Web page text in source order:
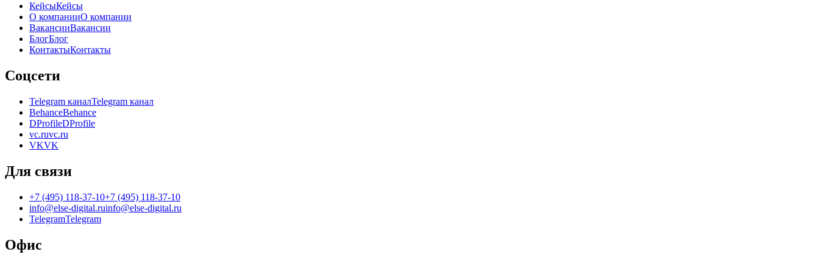
КейсыКейсы
О компанииО компании
ВакансииВакансии
БлогБлог
КонтактыКонтакты
Соцсети
Telegram каналTelegram канал
BehanceBehance
DProfileDProfile
vc.ruvc.ru
VKVK
Для связи
+7 (495) 118-37-10+7 (495) 118-37-10
info@else-digital.ruinfo@else-digital.ru
TelegramTelegram
Офис